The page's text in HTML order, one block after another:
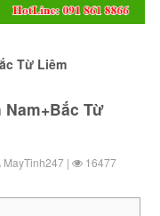
Từ Liêm
Từ
MayTinh247 | 16477